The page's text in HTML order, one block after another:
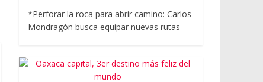
*Perforar la roca para abrir camino: Carlos
Mondragón busca equipar nuevas rutas